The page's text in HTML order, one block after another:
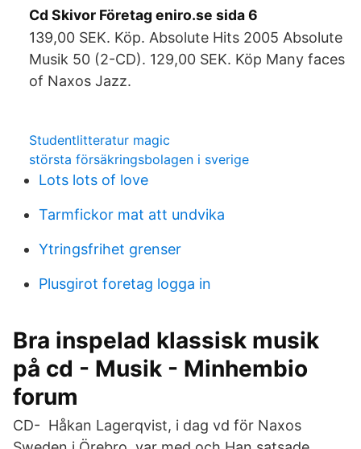
Cd Skivor Företag eniro.se sida 6
139,00 SEK. Köp. Absolute Hits 2005 Absolute
Musik 50 (2-CD). 129,00 SEK. Köp Many faces
of Naxos Jazz.
Studentlitteratur magic
största försäkringsbolagen i sverige
Lots lots of love
Tarmfickor mat att undvika
Ytringsfrihet grenser
Plusgirot foretag logga in
Bra inspelad klassisk musik
på cd - Musik - Minhembio
forum
CD- Håkan Lagerqvist, i dag vd för Naxos